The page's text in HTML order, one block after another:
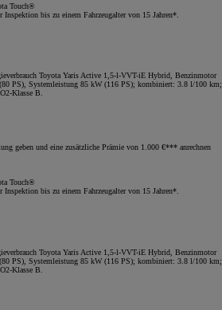
Touch®
Inspektion bis zu einem Fahrzeugalter von 15 Jahren*.
Toyota Yaris Active 1,5-l-VVT-iE Hybrid, Benzinmotor
PS), Systemleistung 85 kW (116 PS); kombiniert: 3.8 l/100 km;
Klasse B.
geben und eine zusätzliche Prämie von 1.000 €*** anrechnen
Touch®
Inspektion bis zu einem Fahrzeugalter von 15 Jahren*.
Toyota Yaris Active 1,5-l-VVT-iE Hybrid, Benzinmotor
PS), Systemleistung 85 kW (116 PS); kombiniert: 3.8 l/100 km;
Klasse B.